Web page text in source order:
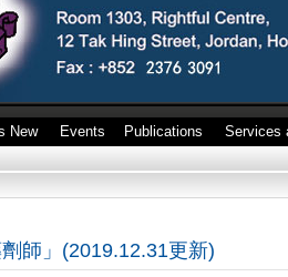
New Events Publications Services
師」(2019.12.31更新)